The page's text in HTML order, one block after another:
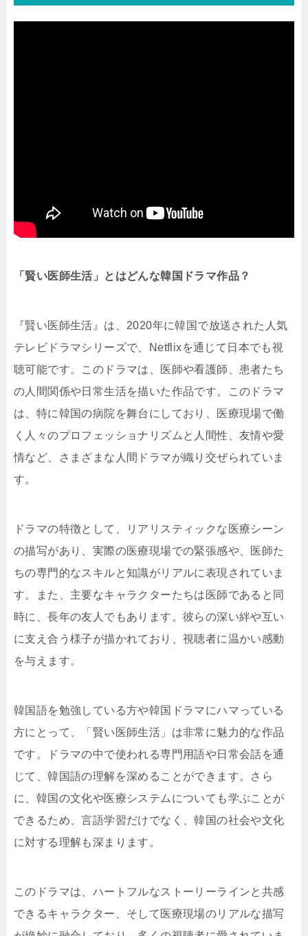
「賢い医師生活」とはどんな韓国ドラマ作品？
『賢い医師生活』は、2020年に韓国で放送された人気
テレビドラマシリーズで、Netflixを通じて日本でも視
聴可能です。このドラマは、医師や看護師、患者たち
の人間関係や日常生活を描いた作品です。このドラマ
は、特に韓国の病院を舞台にしており、医療現場で働
く人々のプロフェッショナリズムと人間性、友情や愛
情など、さまざまな人間ドラマが織り交ぜられていま
す。
ドラマの特徴として、リアリスティックな医療シーン
の描写があり、実際の医療現場での緊張感や、医師た
ちの専門的なスキルと知識がリアルに表現されていま
す。また、主要なキャラクターたちは医師であると同
時に、長年の友人でもあります。彼らの深い絆や互い
に支え合う様子が描かれており、視聴者に温かい感動
を与えます。
韓国語を勉強している方や韓国ドラマにハマっている
方にとって、「賢い医師生活」は非常に魅力的な作品
です。ドラマの中で使われる専門用語や日常会話を通
じて、韓国語の理解を深めることができます。さら
に、韓国の文化や医療システムについても学ぶことが
できるため、言語学習だけでなく、韓国の社会や文化
に対する理解も深まります。
このドラマは、ハートフルなストーリーラインと共感
できるキャラクター、そして医療現場のリアルな描写